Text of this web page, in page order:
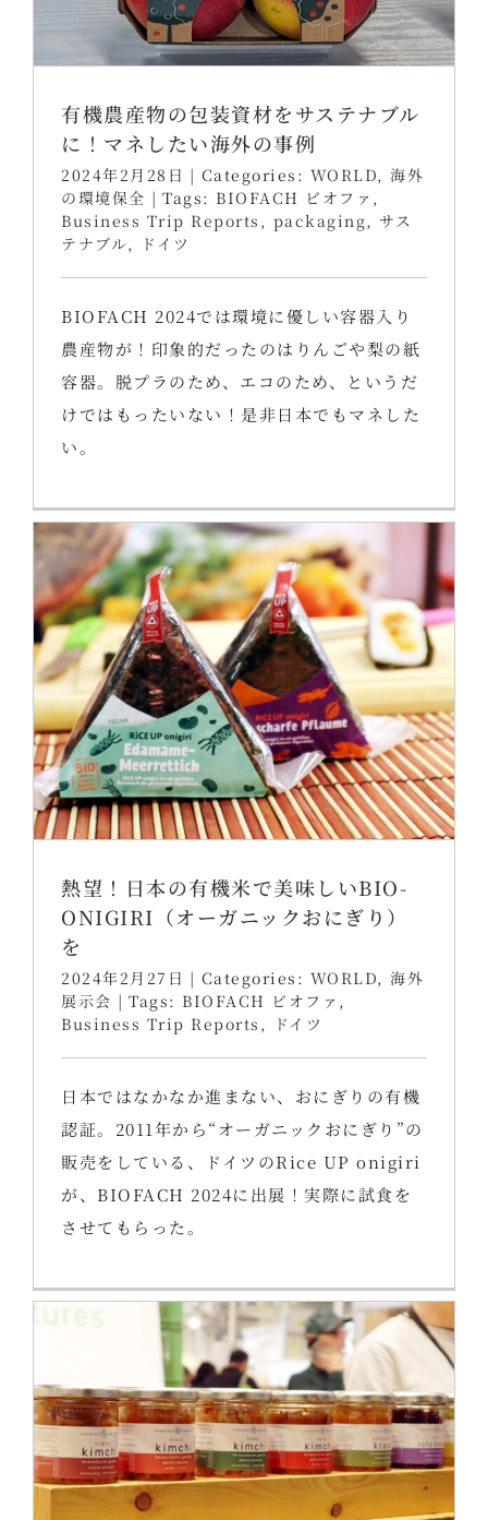
有機農産物の包装資材をサステナブル
に！マネしたい海外の事例
2024年2月28日 | Categories: WORLD, 海外
の環境保全 | Tags: BIOFACH ビオファ ,
Business Trip Reports , packaging, サス
テナブル, ドイツ
BIOFACH 2024では環境に優しい容器入り
農産物が！印象的だったのはりんごや梨の紙
容器。脱プラのため、エコのため、というだ
けではもったいない！是非日本でもマネした
い。
熱望！日本の有機米で美味しいBIO-
ONIGIRI（オーガニックおにぎり）
を
2024年2月27日 | Categories: WORLD, 海外
展示会 | Tags: BIOFACH ビオファ ,
Business Trip Reports , ドイツ
日本ではなかなか進まない、おにぎりの有機
認証。2011年から“オーガニックおにぎり”の
販売をしている、ドイツのRice UP onigiri
が、BIOFACH 2024に出展！実際に試食を
させてもらった。